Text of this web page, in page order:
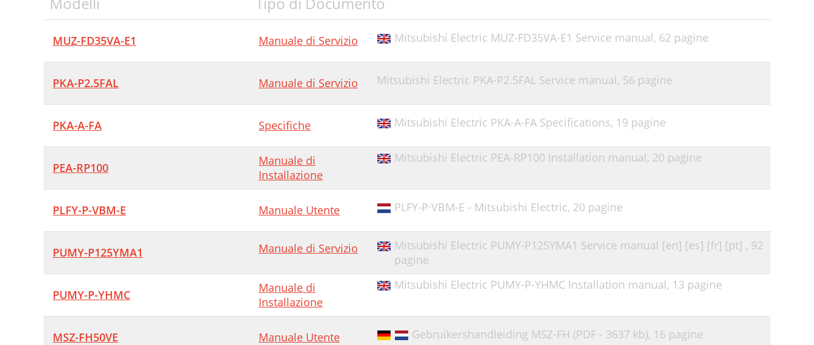
MUZ-FD35VA-E1 Manuale di Servizio Mitsubishi Electric MUZ-FD35VA-E1 Service manual, 62 pagine
PKA-P2.5FAL Manuale di Servizio Mitsubishi Electric PKA-P2.5FAL Service manual, 56 pagine
PKA-A-FA Specifiche Mitsubishi Electric PKA-A-FA Specifications, 19 pagine
PEA-RP100
Manuale di
Installazione
Mitsubishi Electric PEA-RP100 Installation manual, 20 pagine
PLFY-P-VBM-E Manuale Utente PLFY-P·VBM-E - Mitsubishi Electric, 20 pagine
PUMY-P125YMA1 Manuale di Servizio Mitsubishi Electric PUMY-P125YMA1 Service manual [en] [es] [fr] [pt] , 92
pagine
PUMY-P-YHMC
Manuale di
Installazione
Mitsubishi Electric PUMY-P-YHMC Installation manual, 13 pagine
MSZ-FH50VE Manuale Utente Gebruikershandleiding MSZ-FH (PDF - 3637 kb), 16 pagine